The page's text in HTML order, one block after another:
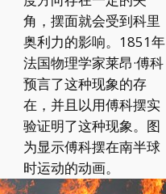
角，摆面就会受到科里
奥利力的影响。1851年
法国物理学家莱昂·傅科
预言了这种现象的存
在，并且以用傅科摆实
验证明了这种现象。图
为显示傅科摆在南半球
时运动的动画。